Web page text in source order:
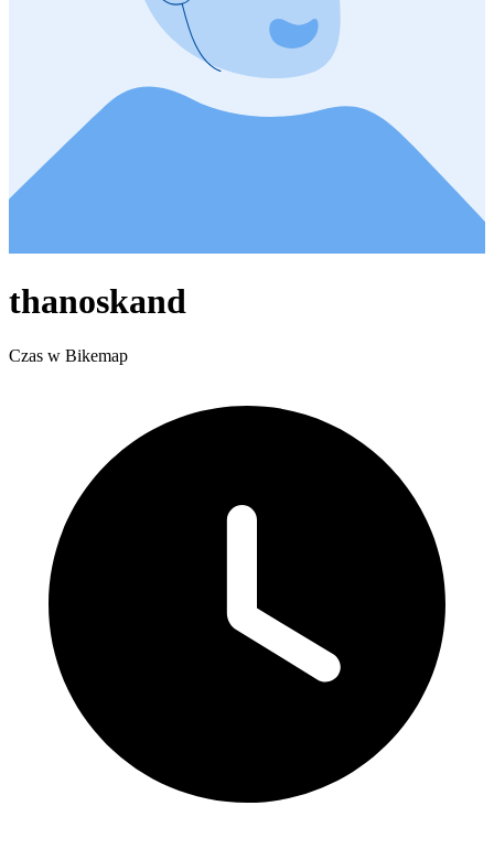
thanoskand
Czas w Bikemap